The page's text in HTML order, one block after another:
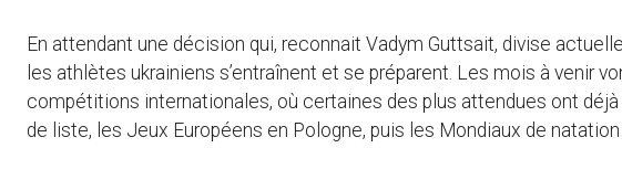
En attendant une décision qui, reconnait Vadym Guttsait, divise
les athlètes ukrainiens s’entraînent et se préparent. Les mois à venir
compétitions internationales, où certaines des plus attendues ont
de liste, les Jeux Européens en Pologne, puis les Mondiaux de